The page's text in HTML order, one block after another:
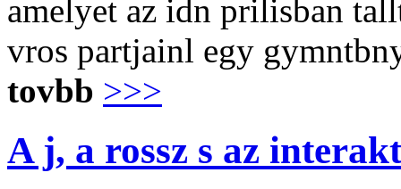
amelyet az idn prilisban
vros partjainl egy
tovbb >>>
A j, a rossz s az